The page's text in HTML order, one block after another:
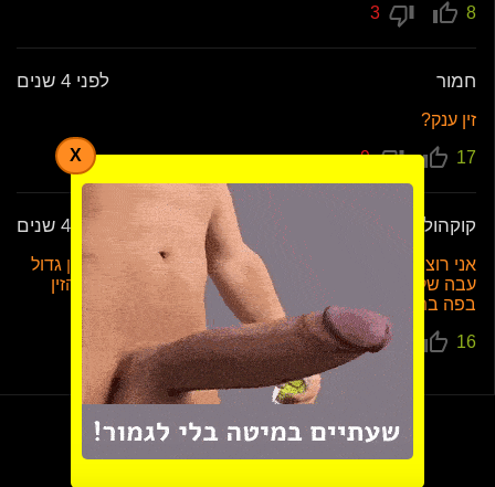
8
חמור לפני 4 שנים
זין ענק?
17
9
קוקהולד דו מיני לפני 4 שנים
אני רוצה להגשים את החלום של אישתי גקלין היא רוצה זין גדול
עבה של כושי בכוס היפה שלה. גם אני רוצה להרגיש את הזין
בפה בתחת החרמנית שלי
16
9
X